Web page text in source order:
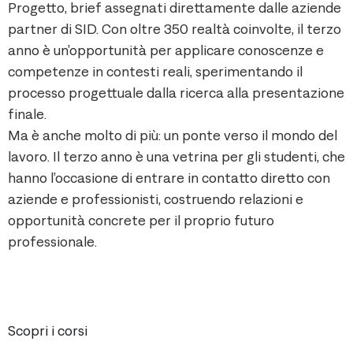
Progetto, brief assegnati direttamente dalle aziende
partner di SID. Con oltre 350 realtà coinvolte, il terzo
anno è un’opportunità per applicare conoscenze e
competenze in contesti reali, sperimentando il
processo progettuale dalla ricerca alla presentazione
finale.
Ma è anche molto di più: un ponte verso il mondo del
lavoro. Il terzo anno è una vetrina per gli studenti, che
hanno l’occasione di entrare in contatto diretto con
aziende e professionisti, costruendo relazioni e
opportunità concrete per il proprio futuro
professionale.
Scopri i corsi